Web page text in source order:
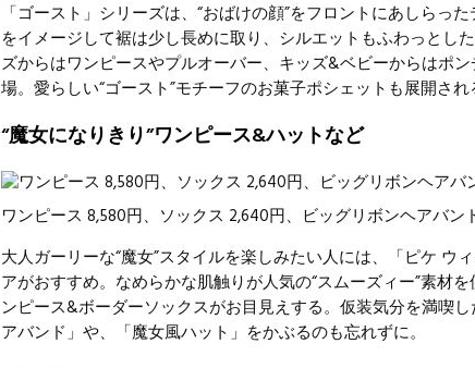
「ゴースト」シリーズは、“おばけの顔”をフロントにあしらっ
をイメージして裾は少し長めに取り、シルエットもふわっとした
ズからはワンピースやプルオーバー、キッズ&ベビーからはポン
場。愛らしい“ゴースト”モチーフのお菓子ポシェットも展開され
“魔女になりきり”ワンピース&ハットなど
ワンピース 8,580円、ソックス 2,640円、ビッグリボンヘアバン
大人ガーリーな“魔女”スタイルを楽しみたい人には、「ピケ ウ
アがおすすめ。なめらかな肌触りが人気の“スムーズィー”素材
ンピース&ボーダーソックスがお目見えする。仮装気分を満喫
アバンド」や、「魔女風ハット」をかぶるのも忘れずに。